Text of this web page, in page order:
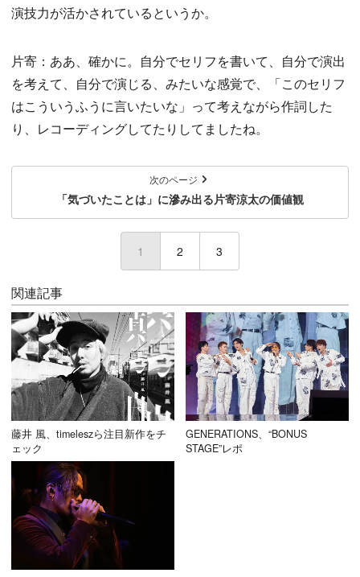
演技力が活かされているというか。
片寄：ああ、確かに。自分でセリフを書いて、自分で演出
を考えて、自分で演じる、みたいな感覚で、「このセリフ
はこういうふうに言いたいな」って考えながら作詞した
り、レコーディングしてたりしてましたね。
次のページ
「気づいたことは」に滲み出る片寄涼太の価値観
1 (current)
2 3
関連記事
藤井 風、timeleszら注目新作をチ
ェック
GENERATIONS、“BONUS
STAGE”レポ